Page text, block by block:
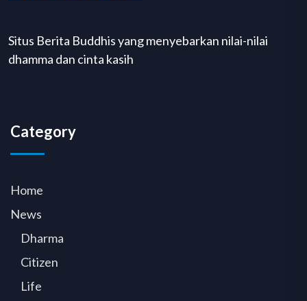
Situs Berita Buddhis yang menyebarkan nilai-nilai
dhamma dan cinta kasih
Category
Home
News
Dharma
Citizen
Life